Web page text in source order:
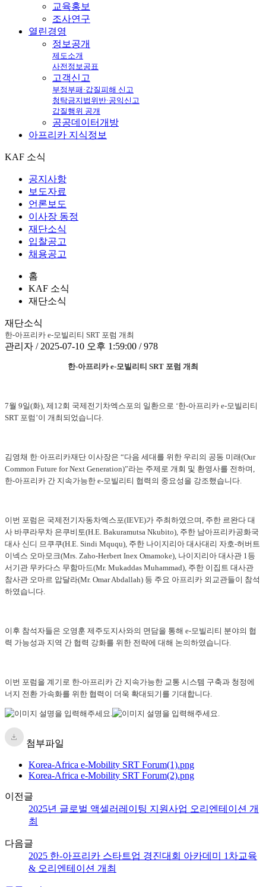
교육홍보
조사연구
열린경영
정보공개
제도소개
사전정보공표
고객신고
부정부패·갑질피해 신고
청탁금지법위반·공익신고
갑질행위 공개
공공데이터개방
아프리카 지식정보
KAF 소식
공지사항
보도자료
언론보도
이사장 동정
재단소식
입찰공고
채용공고
홈
KAF 소식
재단소식
재단소식
한-아프리카 e-모빌리티 SRT 포럼 개최
관리자 / 2025-07-10 오후 1:59:00 / 978
한-아프리카 e-모빌리티 SRT 포럼 개최
7월 9일(화), 제12회 국제전기차엑스포의 일환으로 ‘한-아프리카 e-모빌리티
SRT 포럼’이 개최되었습니다.
김영채 한·아프리카재단 이사장은 “다음 세대를 위한 우리의 공동 미래(Our
Common Future for Next Generation)”라는 주제로 개회 및 환영사를 전하며,
한-아프리카 간 지속가능한 e-모빌리티 협력의 중요성을 강조했습니다.
이번 포럼은 국제전기자동차엑스포(IEVE)가 주최하였으며, 주한 르완다 대
사 바쿠라무차 은쿠비토(H.E. Bakuramutsa Nkubito), 주한 남아프리카공화국
대사 신디 므쿠쿠(H.E. Sindi Mququ), 주한 나이지리아 대사대리 자호-허버트
이넥스 오마모크(Mrs. Zaho-Herbert Inex Omamoke), 나이지리아 대사관 1등
서기관 무카다스 무함마드(Mr. Mukaddas Muhammad), 주한 이집트 대사관
참사관 오마르 압달라(Mr. Omar Abdallah) 등 주요 아프리카 외교관들이 참석
하였습니다.
이후 참석자들은 오영훈 제주도지사와의 면담을 통해 e-모빌리티 분야의 협
력 가능성과 지역 간 협력 강화를 위한 전략에 대해 논의하였습니다.
이번 포럼을 계기로 한-아프리카 간 지속가능한 교통 시스템 구축과 청정에
너지 전환 가속화를 위한 협력이 더욱 확대되기를 기대합니다.
첨부파일
Korea-Africa e-Mobility SRT Forum(1).png
Korea-Africa e-Mobility SRT Forum(2).png
이전글
2025년 글로벌 액셀러레이팅 지원사업 오리엔테이션 개
최
다음글
2025 한-아프리카 스타트업 경진대회 아카데미 1차교육
& 오리엔테이션 개최